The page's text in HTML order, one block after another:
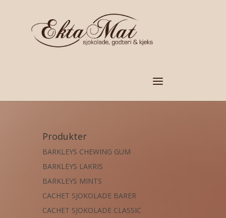
Produkter
BARKLEYS CHEWING GUM
BARKLEYS LAKRIS
BARKLEYS MINTS
CACHET SJOKOLADE BARER
CACHET SJOKOLADE CLASSIC